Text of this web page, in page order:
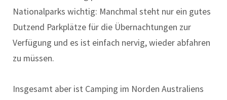
Nationalparks wichtig: Manchmal steht nur ein gutes
Dutzend Parkplätze für die Übernachtungen zur
Verfügung und es ist einfach nervig, wieder abfahren
zu müssen.
Insgesamt aber ist Camping im Norden Australiens